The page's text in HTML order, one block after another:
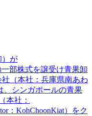
）が
一部株式を譲受け青果卸
（本社：兵庫県南あわ
、シンガポールの青果
本社：
：KohChoonKiat）をク